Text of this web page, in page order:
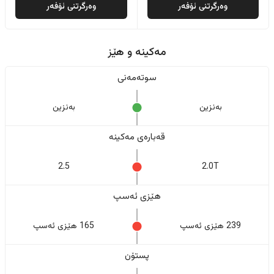
وەرگرتنی ئۆفەر وەرگرتنی ئۆفەر
مەکینە و هێز
سوتەمەنی
بەنزین بەنزین
قەبارەی مەکینە
2.0T
2.5
هێزی ئەسپ
239 هێزی ئەسپ 165 هێزی ئەسپ
پستۆن